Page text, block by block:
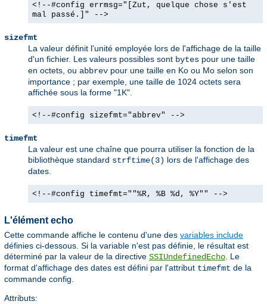
<!--#config errmsg="[Zut, quelque chose s'est
mal passé.]" -->
sizefmt
La valeur définit l'unité employée lors de l'affichage de la taille
d'un fichier. Les valeurs possibles sont bytes pour une taille
en octets, ou abbrev pour une taille en Ko ou Mo selon son
importance ; par exemple, une taille de 1024 octets sera
affichée sous la forme "1K".
<!--#config sizefmt="abbrev" -->
timefmt
La valeur est une chaîne que pourra utiliser la fonction de la
bibliothèque standard strftime(3) lors de l'affichage des
dates.
<!--#config timefmt=""%R, %B %d, %Y"" -->
L'élément echo
Cette commande affiche le contenu d'une des variables include
définies ci-dessous. Si la variable n'est pas définie, le résultat est
déterminé par la valeur de la directive SSIUndefinedEcho. Le
format d'affichage des dates est défini par l'attribut timefmt de la
commande config.
Attributs: